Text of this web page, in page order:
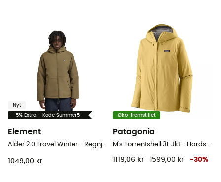
Nyt
-5% Extra - Kode Summer5
Element
1049,00 kr
Øko-fremstillet
Patagonia
1119,06 kr 1599,00 kr -30%